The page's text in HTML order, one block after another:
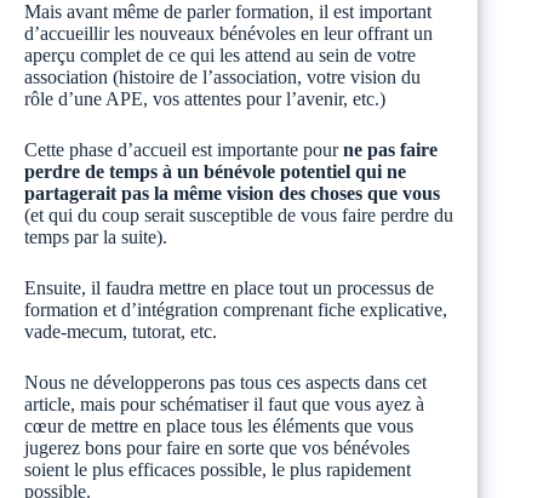
Mais avant même de parler formation, il est important
d’accueillir les nouveaux bénévoles en leur offrant un
aperçu complet de ce qui les attend au sein de votre
association (histoire de l’association, votre vision du
rôle d’une APE, vos attentes pour l’avenir, etc.)
Cette phase d’accueil est importante pourne pas faire
perdre de temps à un bénévole potentiel qui ne
partagerait pas la même vision des choses que vous
(et qui du coup serait susceptible de vous faire perdre du
temps par la suite).
Ensuite, il faudra mettre en place tout un processus de
formation et d’intégration comprenant fiche explicative,
vade-mecum, tutorat, etc.
Nous ne développerons pas tous ces aspects dans cet
article, mais pour schématiser il faut que vous ayez à
cœur de mettre en place tous les éléments que vous
jugerez bons pour faire en sorte que vos bénévoles
soient le plus efficaces possible, le plus rapidement
possible.